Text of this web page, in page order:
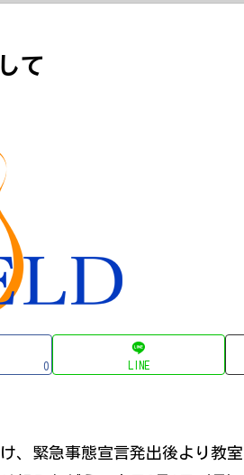
て
0 LINE
、緊急事態宣言発出後より教